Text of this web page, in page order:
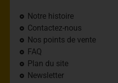
Notre histoire
Contactez-nous
Nos points de vente
FAQ
Plan du site
Newsletter